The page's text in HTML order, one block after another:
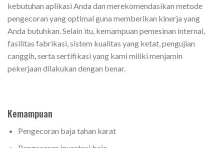
kebutuhan aplikasi Anda dan merekomendasikan metode
pengecoran yang optimal guna memberikan kinerja yang
Anda butuhkan. Selain itu, kemampuan pemesinan internal,
fasilitas fabrikasi, sistem kualitas yang ketat, pengujian
canggih, serta sertifikasi yang kami miliki menjamin
pekerjaan dilakukan dengan benar.
Kemampuan
Pengecoran baja tahan karat